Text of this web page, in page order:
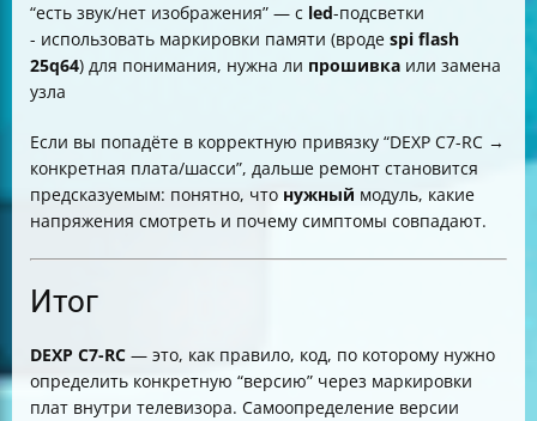
“есть звук/нет изображения” — с led-подсветки
- использовать маркировки памяти (вроде spi flash
25q64) для понимания, нужна ли прошивка или замена
узла
Если вы попадёте в корректную привязку “DEXP C7-RC →
конкретная плата/шасси”, дальше ремонт становится
предсказуемым: понятно, что нужный модуль, какие
напряжения смотреть и почему симптомы совпадают.
Итог
DEXP C7-RC — это, как правило, код, по которому нужно
определить конкретную “версию” через маркировки
плат внутри телевизора. Самоопределение версии